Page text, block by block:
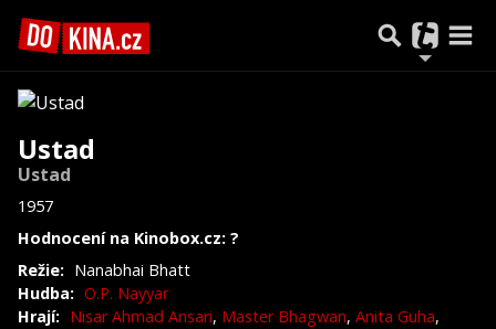
Ustad
Ustad
1957
Hodnocení na Kinobox.cz: ?
Režie: Nanabhai Bhatt
Hudba: O.P. Nayyar
Hrají: Nisar Ahmad Ansari, Master Bhagwan, Anita Guha,